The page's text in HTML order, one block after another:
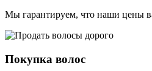
Мы гарантируем, что наши цены
Покупка волос